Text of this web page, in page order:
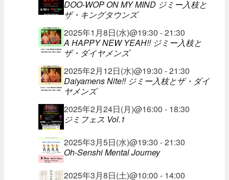
DOO-WOP ON MY MIND ジミー入枝と
ザ・キングタウンズ
2025年1月8日(水)@19:30 - 21:30
A HAPPY NEW YEAH!! ジミー入枝と
ザ・ダイヤメンズ
2025年2月12日(水)@19:30 - 21:30
Daiyamens Nite!! ジミー入枝とザ・ダイ
ヤメンズ
2025年2月24日(月)@16:00 - 18:30
ジミフェス Vol.1
2025年3月5日(水)@19:30 - 21:30
Oh-Senshi Mental Journey
2025年3月8日(土)@10:00 - 14:00